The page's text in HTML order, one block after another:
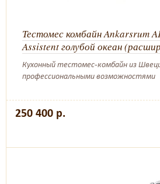
Тестомес комбайн Ankarsrum
Assistent голубой океан
Кухонный тестомес-комбайн из
профессиональными возможностями
250 400 р.